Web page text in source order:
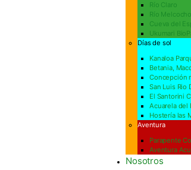
Río Claro
Río Melcocho
Cueva del
Ukumari
Días de sol
Kanaloa
Betania,
Concepción
San Luis Rio
El Santorini
Acuarela del
Hostería las
Aventura
Parapente
Aventura
Nosotros